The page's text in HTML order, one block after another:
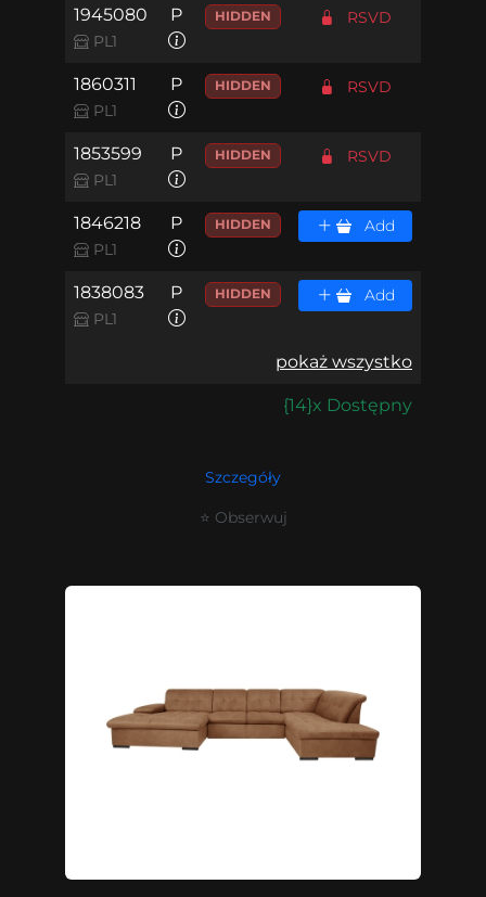
1945080
PL1
P HIDDEN RSVD
1860311
PL1
P HIDDEN RSVD
1853599
PL1
P HIDDEN RSVD
1846218
PL1
P HIDDEN Add
1838083
PL1
P HIDDEN Add
pokaż wszystko
{14}x Dostępny
Szczegóły
⭐ Obserwuj